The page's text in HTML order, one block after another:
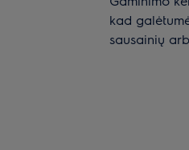
kad
sausainių